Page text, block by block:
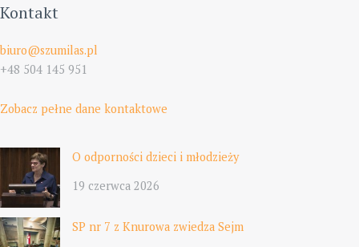
Kontakt
biuro@szumilas.pl
+48 504 145 951
Zobacz pełne dane kontaktowe
O odporności dzieci i młodzieży
19 czerwca 2026
SP nr 7 z Knurowa zwiedza Sejm